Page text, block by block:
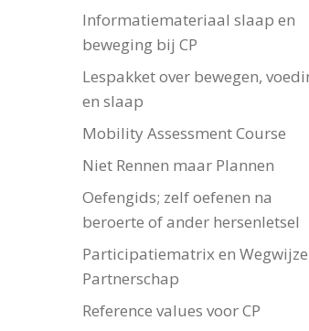
Informatiemateriaal slaap en
beweging bij CP
Lespakket over bewegen,
en slaap
Mobility Assessment Course
Niet Rennen maar Plannen
Oefengids; zelf oefenen na
beroerte of ander hersenletsel
Participatiematrix en
Partnerschap
Reference values voor CP